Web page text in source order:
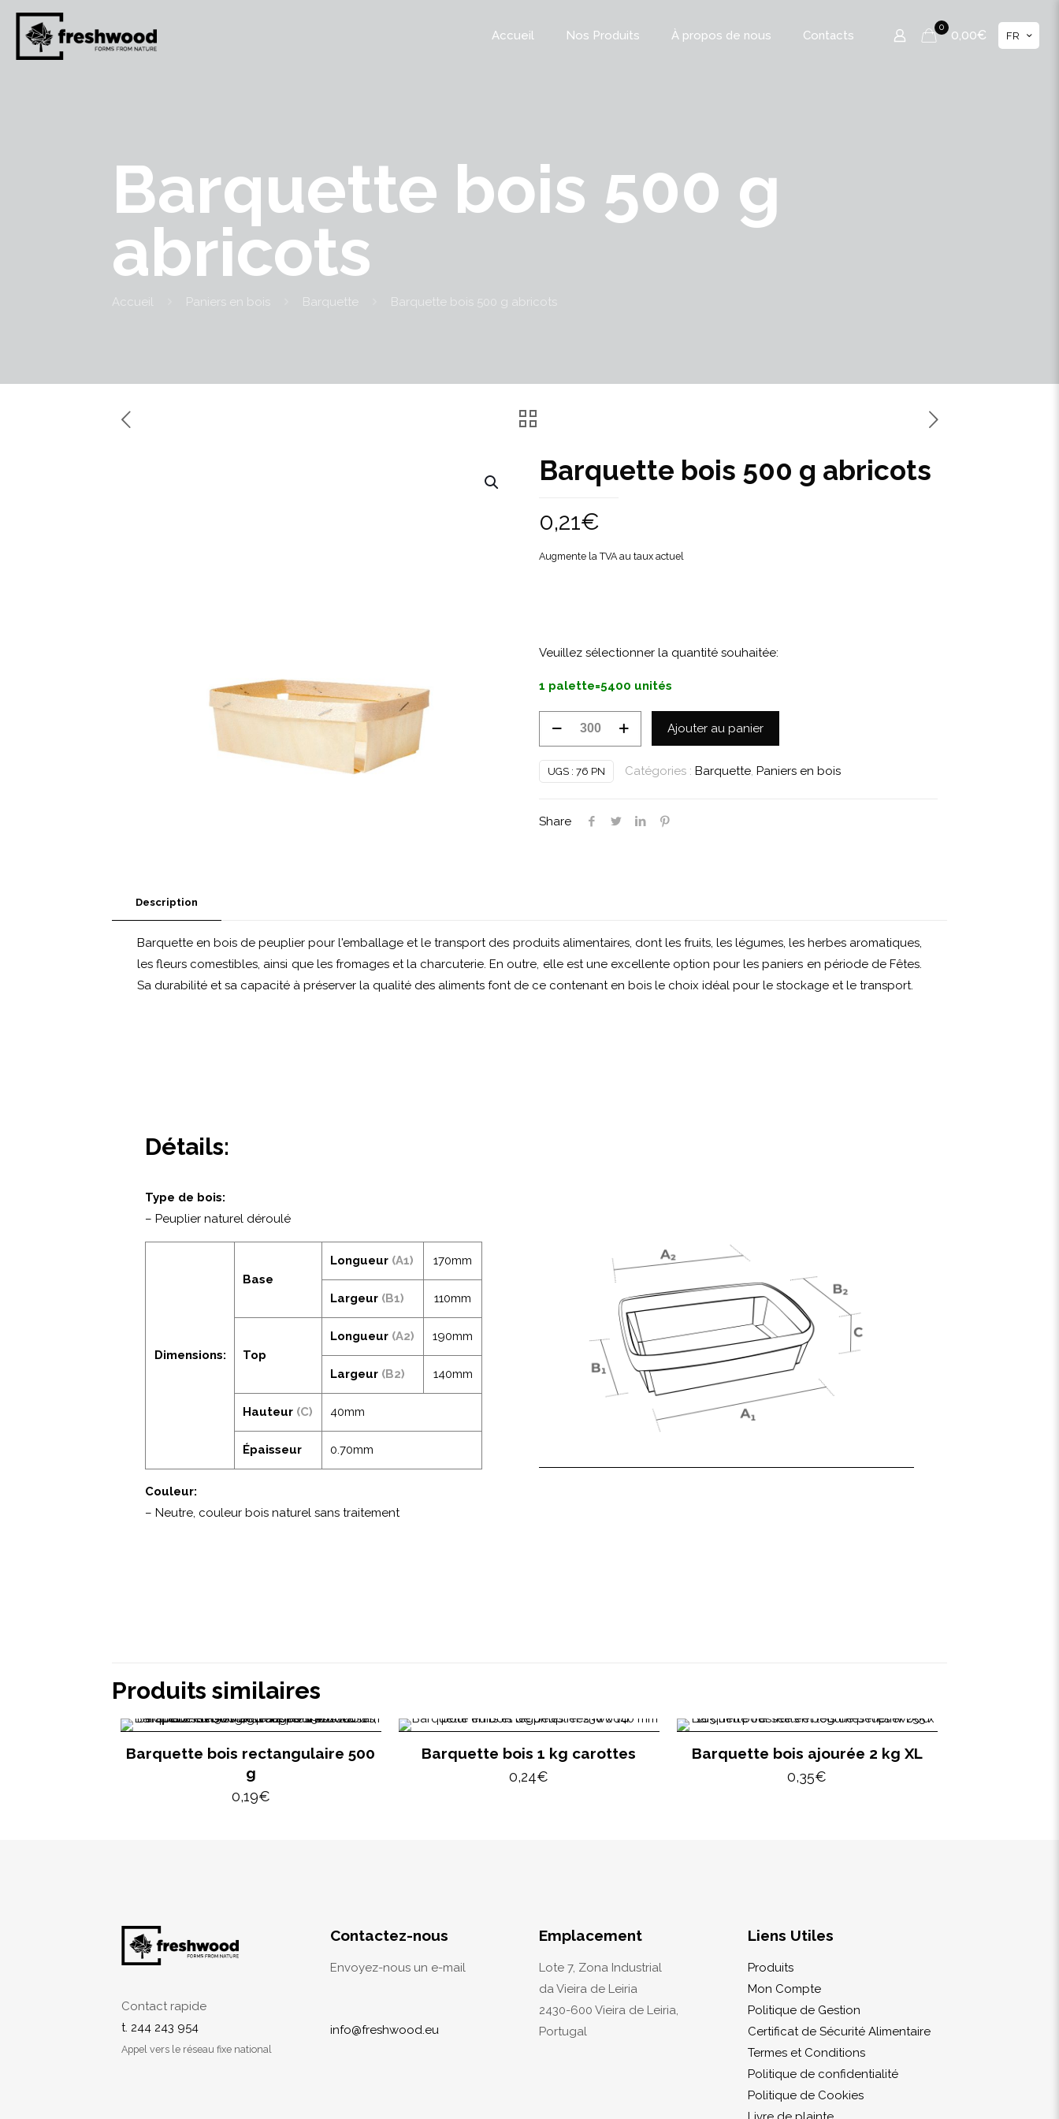
Accueil Nos Produits À propos de nous Contacts
0
0,00€ FR
Barquette bois 500 g
abricots
Accueil Paniers en bois Barquette Barquette bois 500 g abricots
Barquette bois 500 g abricots
0,21€
Augmente la TVA au taux actuel
Veuillez sélectionner la quantité souhaitée:
1 palette=5400 unités
quantité
Barquette
bois
g
Ajouter au panier
UGS : 76 PN Catégories : Barquette, Paniers en bois
Share
Description
Barquette en bois de peuplier pour l'emballage et le transport des produits alimentaires, dont les fruits, les légumes, les herbes aromatiques,
les fleurs comestibles, ainsi que les fromages et la charcuterie. En outre, elle est une excellente option pour les paniers en période de Fêtes.
Sa durabilité et sa capacité à préserver la qualité des aliments font de ce contenant en bois le choix idéal pour le stockage et le transport.
Détails:
Type de bois:
– Peuplier naturel déroulé
Dimensions:
Base
Longueur (A1) 170mm
Largeur (B1) 110mm
Top
Longueur (A2) 190mm
Largeur (B2) 140mm
Hauteur (C) 40mm
Épaisseur 0.70mm
Couleur:
– Neutre, couleur bois naturel sans traitement
Produits similaires
Barquette bois rectangulaire 500
g
0,19€
Barquette bois 1 kg carottes
0,24€
Barquette bois ajourée 2 kg XL
0,35€
Contact rapide
t. 244 243 954
Appel vers le réseau fixe national
Contactez-nous
Envoyez-nous un e-mail
info@freshwood.eu
Emplacement
Lote 7, Zona Industrial
da Vieira de Leiria
2430-600 Vieira de Leiria,
Portugal
Liens Utiles
Produits
Mon Compte
Politique de Gestion
Certificat de Sécurité Alimentaire
Termes et Conditions
Politique de confidentialité
Politique de Cookies